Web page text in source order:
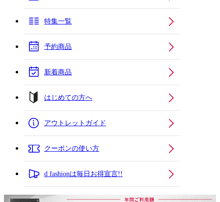
特集一覧
予約商品
新着商品
はじめての方へ
アウトレットガイド
クーポンの使い方
d fashionは毎日お得宣言!!